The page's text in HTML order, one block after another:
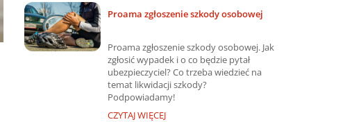
Proama zgłoszenie szkody osobowej
Proama zgłoszenie szkody osobowej. Jak
zgłosić wypadek i o co będzie pytał
ubezpieczyciel? Co trzeba wiedzieć na
temat likwidacji szkody?
Podpowiadamy!
CZYTAJ WIĘCEJ